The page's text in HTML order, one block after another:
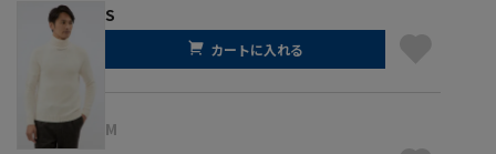
S
カートに入れる
M